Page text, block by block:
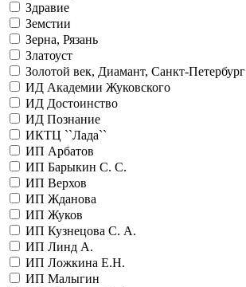
Здравие
Земстии
Зерна, Рязань
Златоуст
Золотой век, Диамант, Санкт-Петербург
ИД Академии Жуковского
ИД Достоинство
ИД Познание
ИКТЦ ``Лада``
ИП Арбатов
ИП Барыкин С. С.
ИП Верхов
ИП Жданова
ИП Жуков
ИП Кузнецова С. А.
ИП Линд А.
ИП Ложкина Е.Н.
ИП Малыгин